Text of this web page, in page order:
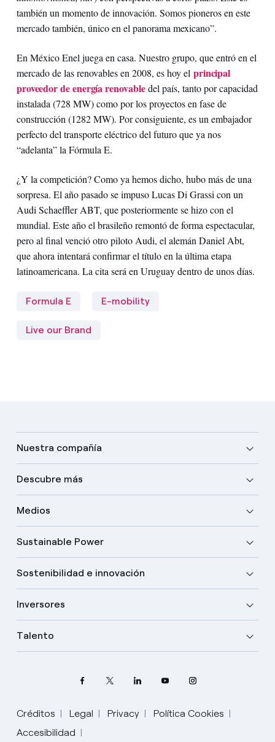
también un momento de innovación. Somos pioneros en este
mercado también, único en el panorama mexicano”.
En México Enel juega en casa. Nuestro grupo, que entró en el
mercado de las renovables en 2008, es hoy el principal
proveedor de energía renovabledel país, tanto por capacidad
instalada (728 MW) como por los proyectos en fase de
construcción (1282 MW). Por consiguiente, es un embajador
perfecto del transporte eléctrico del futuro que ya nos
“adelanta” la Fórmula E.
¿Y la competición? Como ya hemos dicho, hubo más de una
sorpresa. El año pasado se impuso Lucas Di Grassi con un
Audi Schaeffler ABT, que posteriormente se hizo con el
mundial. Este año el brasileño remontó de forma espectacular,
pero al final venció otro piloto Audi, el alemán Daniel Abt,
que ahora intentará confirmar el título en la última etapa
latinoamericana. La cita será en Uruguay dentro de unos días.
Formula E E-mobility
Live our Brand
Nuestra compañía
Descubre más
Medios
Sustainable Power
Sostenibilidad e innovación
Inversores
Talento
Créditos Legal Privacy
Política Cookies
Accesibilidad
Elige tu idioma